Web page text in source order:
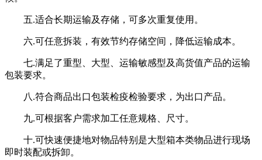
五.适合长期运输及存储，可多次重复使用。
六.可任意拆装，有效节约存储空间，降低运输成本。
七.满足了重型、大型、运输敏感型及高货值产品的运输
包装要求。
八.符合商品出口包装检疫检验要求，为出口产品。
九.可根据客户需求加工任意规格、尺寸。
十.可快速便捷地对物品特别是大型箱本类物品进行现场
即时装配或拆卸。